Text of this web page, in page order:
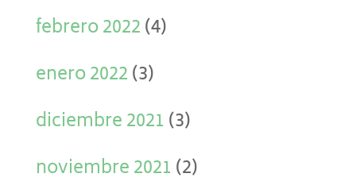
febrero 2022(4)
enero 2022(3)
diciembre 2021 (3)
noviembre 2021 (2)